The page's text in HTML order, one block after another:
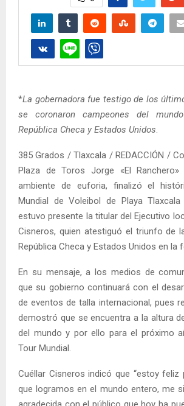
*La gobernadora fue testigo de los
se coronaron campeones del
República Checa y Estados Unidos
385 Grados / Tlaxcala / REDACCIÓN /
Plaza de Toros Jorge «El
ambiente de euforia, finalizó el
Mundial de Voleibol de Playa
estuvo presente la titular del Ejecutivo
Cisneros, quien atestiguó el triunfo de
República Checa y Estados Unidos en la
En su mensaje, a los medios de
que su gobierno continuará con el
de eventos de talla internacional, pues
demostró que se encuentra a la altura
del mundo y por ello para el próximo
Tour Mundial.
Cuéllar Cisneros indicó que “estoy feliz
que logramos en el mundo entero, me